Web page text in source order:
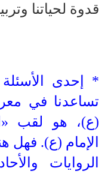
قدوة لحياتنا
* إحدى
تساعدنا في
(ع)، هو لقب
الإمام (ع).
الروايات